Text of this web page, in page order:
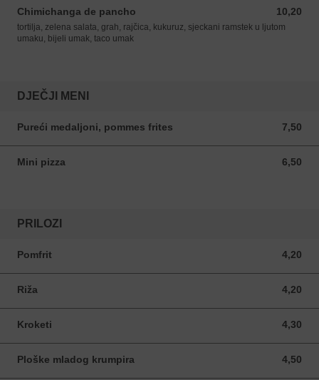
Chimichanga de pancho 10,20
10,20 EUR
tortilja, zelena salata, grah, rajčica, kukuruz, sjeckani ramstek u ljutom
umaku, bijeli umak, taco umak
DJEČJI MENI
Pureći medaljoni, pommes frites 7,50
7,50 EUR
Mini pizza 6,50
6,50 EUR
PRILOZI
Pomfrit 4,20
4,20 EUR
Riža 4,20
4,20 EUR
Kroketi 4,30
4,30 EUR
Ploške mladog krumpira 4,50
4,50 EUR